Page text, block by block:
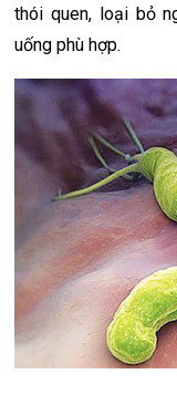
thói quen, loại bỏ
uống phù hợp.